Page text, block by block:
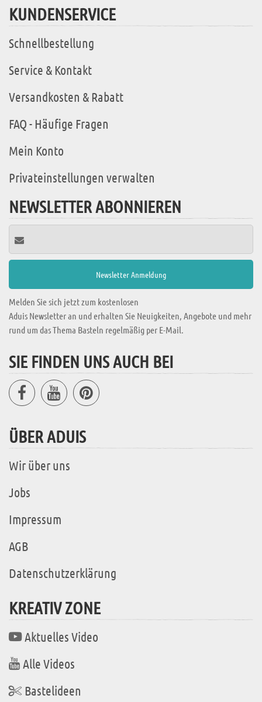
KUNDENSERVICE
Schnellbestellung
Service & Kontakt
Versandkosten & Rabatt
FAQ - Häufige Fragen
Mein Konto
Privateinstellungen verwalten
NEWSLETTER ABONNIEREN
Melden Sie sich jetzt zum kostenlosen
Aduis Newsletter an und erhalten Sie Neuigkeiten, Angebote und mehr
rund um das Thema Basteln regelmäßig per E-Mail.
SIE FINDEN UNS AUCH BEI
ÜBER ADUIS
Wir über uns
Jobs
Impressum
AGB
Datenschutzerklärung
KREATIV ZONE
Aktuelles Video
Alle Videos
Bastelideen